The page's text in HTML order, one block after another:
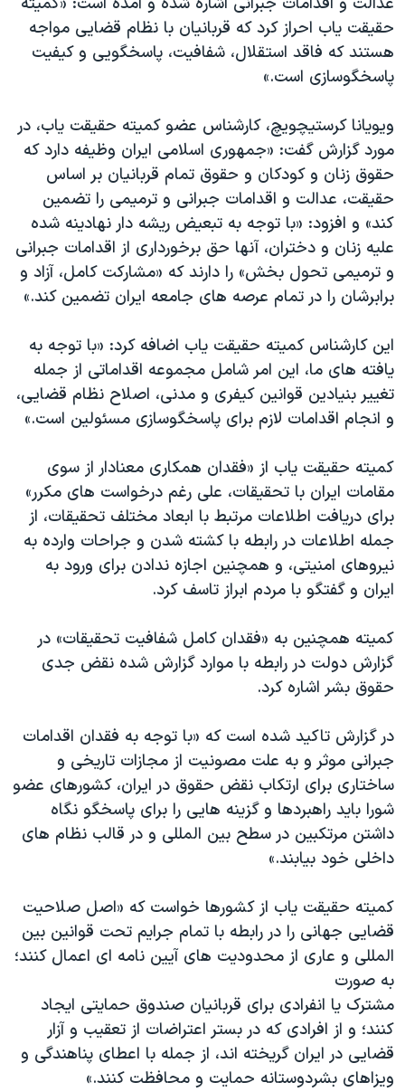
حقیقت یاب احراز کرد که قربانیان با نظام قضایی مواجه
هستند که فاقد استقلال، شفافیت، پاسخگویی و کیفیت
پاسخگوسازی است.»
ویویانا کرستیچویچ، کارشناس عضو کمیته حقیقت یاب، در
مورد گزارش گفت: «جمهوری اسلامی ایران وظیفه دارد که
حقوق زنان و کودکان و حقوق تمام قربانیان بر اساس
حقیقت، عدالت و اقدامات جبرانی و ترمیمی را تضمین
کند»‌ و افزود: «با توجه به تبعیض ریشه دار نهادینه شده
علیه زنان و دختران، آنها حق برخورداری از اقدامات جبرانی
و ترمیمی تحول بخش» را دارند که «مشارکت کامل، آزاد و
برابرشان را در تمام عرصه های جامعه ایران تضمین کند.»
این کارشناس کمیته حقیقت یاب اضافه کرد: «با توجه به
یافته های ما، این امر شامل مجموعه اقداماتی از جمله
تغییر بنیادین قوانین کیفری و مدنی، اصلاح نظام قضایی،
و انجام اقدامات لازم برای پاسخگوسازی مسئولین است.»
کمیته حقیقت یاب از «فقدان همکاری معنادار از سوی
مقامات ایران با تحقیقات، علی رغم درخواست های مکرر»
برای دریافت اطلاعات مرتبط با ابعاد مختلف تحقیقات، از
جمله اطلاعات در رابطه با کشته شدن و جراحات وارده به
نیروهای امنیتی، و همچنین اجازه ندادن برای ورود به
ایران و گفتگو با مردم ابراز تاسف کرد.
کمیته همچنین به «فقدان کامل شفافیت تحقیقات» در
گزارش دولت در رابطه با موارد گزارش شده نقض جدی
حقوق بشر اشاره کرد.
در گزارش تاکید شده است که «با توجه به فقدان اقدامات
جبرانی موثر و به علت مصونیت از مجازات تاریخی و
ساختاری برای ارتکاب نقض حقوق در ایران، کشورهای عضو
شورا باید راهبردها و گزینه هایی را برای پاسخگو نگاه
داشتن مرتکبین در سطح بین المللی و در قالب نظام های
داخلی خود بیابند.»
کمیته حقیقت یاب از کشورها خواست که «اصل صلاحیت
قضایی جهانی را در رابطه با تمام جرایم تحت قوانین بین
المللی و عاری از محدودیت های آیین نامه ای اعمال کنند؛
به صورت
مشترک یا انفرادی برای قربانیان صندوق حمایتی ایجاد
کنند؛ و از افرادی که در بستر اعتراضات از تعقیب و آزار
قضایی در ایران گریخته اند، از جمله با اعطای پناهندگی و
ویزاهای بشردوستانه حمایت و محافظت کنند.»